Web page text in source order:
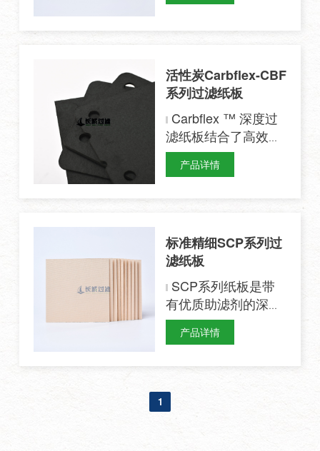
活性炭Carbflex-CBF
系列过滤纸板
Carbflex ™ 深度过
滤纸板结合了高效能
活性炭与纤维素纤
维，广泛应用于制
产品详情
标准精细SCP系列过
滤纸板
SCP系列纸板是带
有优质助滤剂的深层
过滤纸板，稳定性
高，应用范围广。表
吸附效应这三重过滤
机制，让SCP系列能
够覆盖从0.2到20µm
产品详情
1